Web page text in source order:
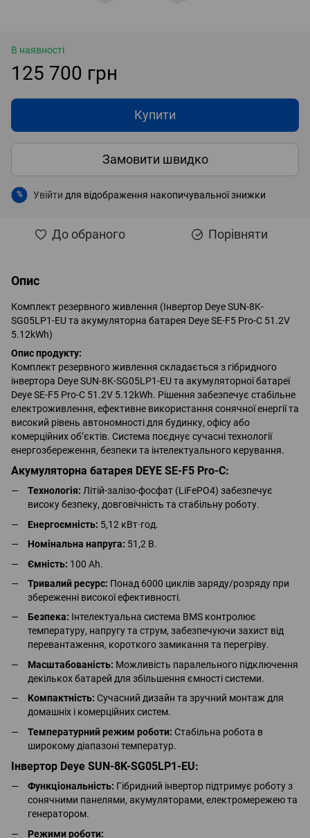
В наявності
125 700 грн
Купити
Замовити швидко
% Увійти для відображення накопичувальної знижки
До обраного Порівняти
Опис
Комплект резервного живлення (Інвертор Deye SUN-8K-
SG05LP1-EU та акумуляторна батарея Deye SE-F5 Pro-C 51.2V
5.12kWh)
Опис продукту:
Комплект резервного живлення складається з гібридного
інвертора Deye SUN-8K-SG05LP1-EU та акумуляторної батареї
Deye SE-F5 Pro-C 51.2V 5.12kWh. Рішення забезпечує стабільне
електроживлення, ефективне використання сонячної енергії та
високий рівень автономності для будинку, офісу або
комерційних об’єктів. Система поєднує сучасні технології
енергозбереження, безпеки та інтелектуального керування.
Акумуляторна батарея DEYE SE-F5 Pro-C:
Технологія: Літій-залізо-фосфат (LiFePO4) забезпечує
високу безпеку, довговічність та стабільну роботу.
Енергоємність: 5,12 кВт·год.
Номінальна напруга: 51,2 В.
Ємність: 100 Ah.
Тривалий ресурс: Понад 6000 циклів заряду/розряду при
збереженні високої ефективності.
Безпека: Інтелектуальна система BMS контролює
температуру, напругу та струм, забезпечуючи захист від
перевантаження, короткого замикання та перегріву.
Масштабованість: Можливість паралельного підключення
декількох батарей для збільшення ємності системи.
Компактність: Сучасний дизайн та зручний монтаж для
домашніх і комерційних систем.
Температурний режим роботи: Стабільна робота в
широкому діапазоні температур.
Інвертор Deye SUN-8K-SG05LP1-EU:
Функціональність: Гібридний інвертор підтримує роботу з
сонячними панелями, акумуляторами, електромережею та
генератором.
Режими роботи: